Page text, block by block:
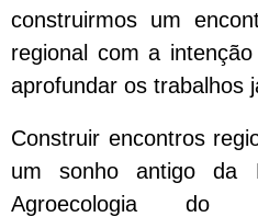
construirmos um
regional com a
aprofundar os trabalhos
Construir encontros
um sonho antigo da
Agroecologia